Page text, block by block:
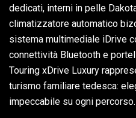
dedicati, interni in pelle
climatizzatore automatico
sistema multimediale iDrive
connettività Bluetooth e
Touring xDrive Luxury
turismo familiare tedesca:
impeccabile su ogni percorso.